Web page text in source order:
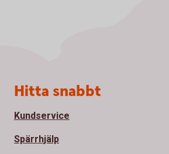
Sidfot
Hitta snabbt
Kundservice
Spärrhjälp